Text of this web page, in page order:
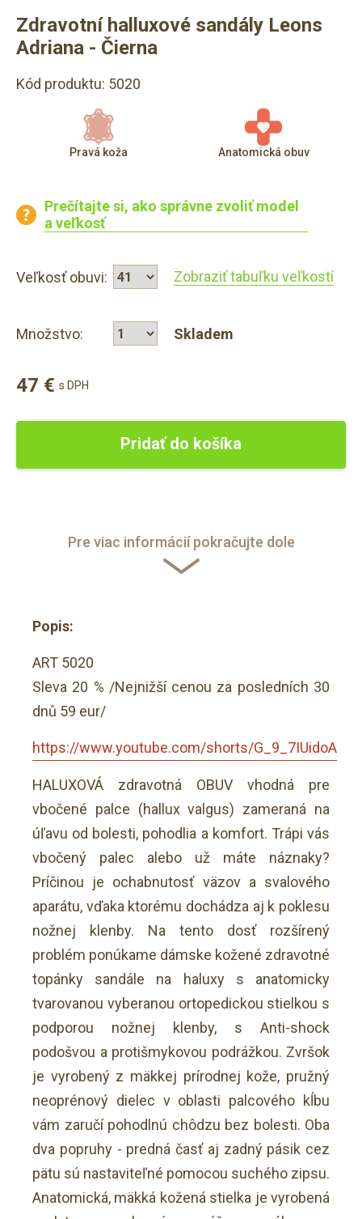
Zdravotní halluxové sandály Leons
Adriana - Čierna
Kód produktu: 5020
Pravá koža Anatomická obuv
Prečítajte si, ako správne zvoliť model
a veľkosť
Veľkosť obuvi: Zobraziť tabuľku veľkostí
Množstvo: Skladem
47 € s DPH
Pridať do košíka
Pre viac informácií pokračujte dole
Popis:
ART 5020
Sleva 20 % /Nejnižší cenou za posledních 30
dnů 59 eur/
https://www.youtube.com/shorts/G_9_7IUidoA
HALUXOVÁ zdravotná OBUV vhodná pre
vbočené palce (hallux valgus) zameraná na
úľavu od bolesti, pohodlia a komfort. Trápi vás
vbočený palec alebo už máte náznaky?
Príčinou je ochabnutosť väzov a svalového
aparátu, vďaka ktorému dochádza aj k poklesu
nožnej klenby. Na tento dosť rozšírený
problém ponúkame dámske kožené zdravotné
topánky sandále na haluxy s anatomicky
tvarovanou vyberanou ortopedickou stielkou s
podporou nožnej klenby, s Anti-shock
podošvou a protišmykovou podrážkou. Zvršok
je vyrobený z mäkkej prírodnej kože, pružný
neoprénový dielec v oblasti palcového kĺbu
vám zaručí pohodlnú chôdzu bez bolesti. Oba
dva popruhy - predná časť aj zadný pásik cez
pätu sú nastaviteľné pomocou suchého zipsu.
Anatomická, mäkká kožená stielka je vyrobená